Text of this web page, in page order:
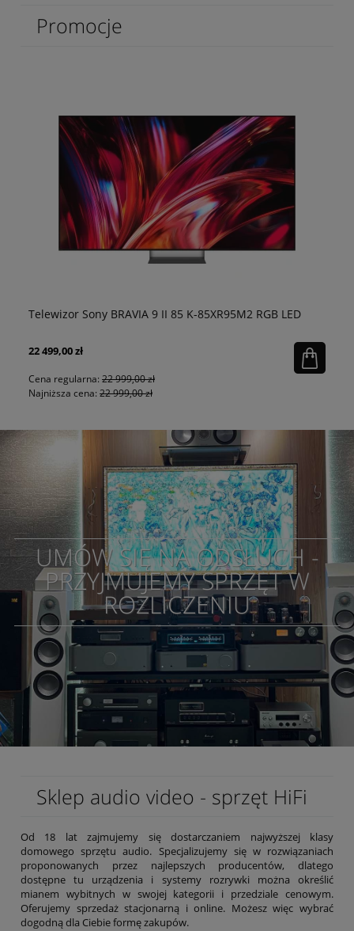
Promocje
Telewizor Sony BRAVIA 9 II 85 K-85XR95M2 RGB LED
22 499,00 zł
Cena regularna: 22 999,00 zł
Najniższa cena: 22 999,00 zł
UMÓW SIĘ NA ODSŁUCH -
PRZYJMUJEMY SPRZĘT W
ROZLICZENIU
Sklep audio video - sprzęt HiFi
Od 18 lat zajmujemy się dostarczaniem najwyższej klasy
domowego sprzętu audio. Specjalizujemy się w rozwiązaniach
proponowanych przez najlepszych producentów, dlatego
dostępne tu urządzenia i systemy rozrywki można określić
mianem wybitnych w swojej kategorii i przedziale cenowym.
Oferujemy sprzedaż stacjonarną i online. Możesz więc wybrać
dogodną dla Ciebie formę zakupów.